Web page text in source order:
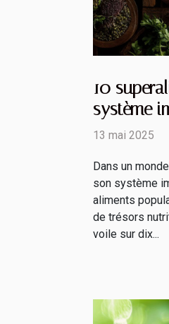
10
système
13 mai 2025
Dans un
son système
aliments
de trésors
voile sur dix...